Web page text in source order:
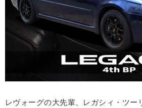
レヴォーグの大先輩、レガシィ・ツー